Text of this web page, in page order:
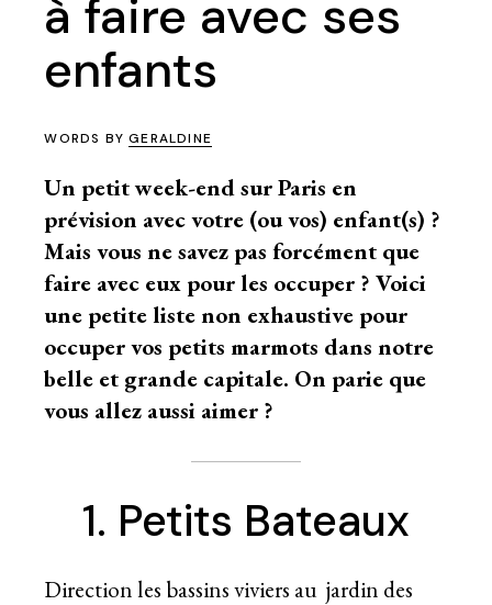
à faire avec ses
enfants
WORDS BYGERALDINE
Un petit week-end sur Paris en
prévision avec votre (ou vos) enfant(s) ?
Mais vous ne savez pas forcément que
faire avec eux pour les occuper ? Voici
une petite liste non exhaustive pour
occuper vos petits marmots dans notre
belle et grande capitale. On parie que
vous allez aussi aimer ?
1. Petits Bateaux
Direction les bassins viviers au jardin des